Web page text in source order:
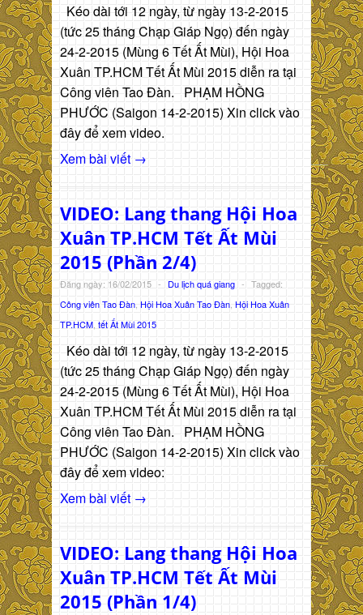
Kéo dài tới 12 ngày, từ ngày 13-2-2015
(tức 25 tháng Chạp Giáp Ngọ) đến ngày
24-2-2015 (Mùng 6 Tết Ất Mùi), Hội Hoa
Xuân TP.HCM Tết Ất Mùi 2015 diễn ra tại
Công viên Tao Đàn. PHẠM HỒNG
PHƯỚC (Saigon 14-2-2015) Xin click vào
đây để xem video.
Xem bài viết →
VIDEO: Lang thang Hội Hoa
Xuân TP.HCM Tết Ất Mùi
2015 (Phần 2/4)
Đăng ngày: 16/02/2015 - Du lịch quá giang - Tagged:
Công viên Tao Đàn Hội Hoa Xuân Tao Đàn Hội Hoa Xuân
TP.HCM tết Ất Mùi 2015
Kéo dài tới 12 ngày, từ ngày 13-2-2015
(tức 25 tháng Chạp Giáp Ngọ) đến ngày
24-2-2015 (Mùng 6 Tết Ất Mùi), Hội Hoa
Xuân TP.HCM Tết Ất Mùi 2015 diễn ra tại
Công viên Tao Đàn. PHẠM HỒNG
PHƯỚC (Saigon 14-2-2015) Xin click vào
đây để xem video:
Xem bài viết →
VIDEO: Lang thang Hội Hoa
Xuân TP.HCM Tết Ất Mùi
2015 (Phần 1/4)